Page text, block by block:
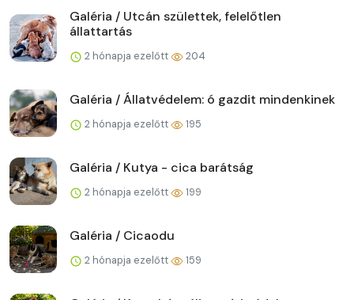
Galéria / Utcán születtek, felelőtlen
állattartás
2 hónapja ezelőtt 204
Galéria / Állatvédelem: ó gazdit mindenkinek
2 hónapja ezelőtt 195
Galéria / Kutya - cica barátság
2 hónapja ezelőtt 199
Galéria / Cicaodu
2 hónapja ezelőtt 159